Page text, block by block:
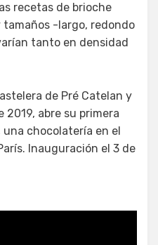
recetas de brioche
-largo, redondo
tanto en densidad
de Pré Catelan y
2019, abre su primera
una chocolatería en el
Inauguración el 3 de